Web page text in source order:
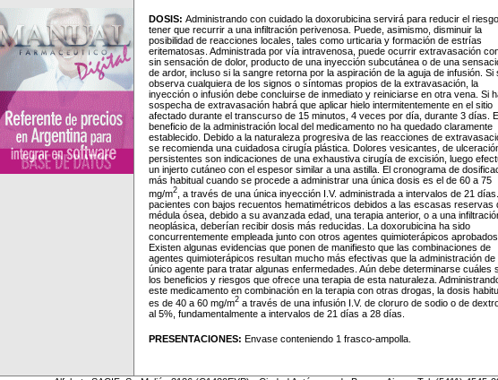
DOSIS: Administrando con cuidado la doxorubicina servirá para reducir el
tener que recurrir a una infiltración perivenosa. Puede, asimismo, disminuir la
posibilidad de reacciones locales, tales como urticaria y formación de estrías
eritematosas. Administrada por vía intravenosa, puede ocurrir extravasación
sin sensación de dolor, producto de una inyección subcutánea o de una
de ardor, incluso si la sangre retorna por la aspiración de la aguja de infusión. Si
observa cualquiera de los signos o síntomas propios de la extravasación, la
inyección o infusión debe concluirse de inmediato y reiniciarse en otra vena. Si
sospecha de extravasación habrá que aplicar hielo intermitentemente en el sitio
afectado durante el transcurso de 15 minutos, 4 veces por día, durante 3 días.
beneficio de la administración local del medicamento no ha quedado claramente
establecido. Debido a la naturaleza progresiva de las reacciones de
se recomienda una cuidadosa cirugía plástica. Dolores vesicantes, de
persistentes son indicaciones de una exhaustiva cirugía de excisión, luego
un injerto cutáneo con el espesor similar a una astilla. El cronograma de
más habitual cuando se procede a administrar una única dosis es el de 60 a 75
mg/m2 , a través de una única inyección I.V. administrada a intervalos de 21
pacientes con bajos recuentos hematimétricos debidos a las escasas reservas
médula ósea, debido a su avanzada edad, una terapia anterior, o a una
neoplásica, deberían recibir dosis más reducidas. La doxorubicina ha sido
concurrentemente empleada junto con otros agentes quimioterápicos aprobados.
Existen algunas evidencias que ponen de manifiesto que las combinaciones de
agentes quimioterápicos resultan mucho más efectivas que la administración de
único agente para tratar algunas enfermedades. Aún debe determinarse cuáles
los beneficios y riesgos que ofrece una terapia de esta naturaleza.
este medicamento en combinación en la terapia con otras drogas, la dosis
es de 40 a 60 mg/m2 a través de una infusión I.V. de cloruro de sodio o de
al 5%, fundamentalmente a intervalos de 21 días a 28 días.
PRESENTACIONES: Envase conteniendo 1 frasco-ampolla.